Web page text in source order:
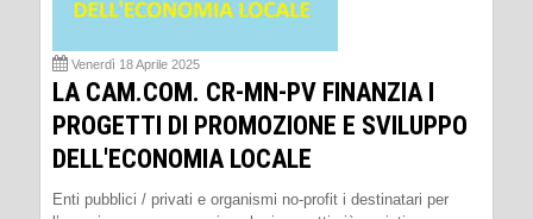
Venerdì 18 Aprile 2025
LA CAM.COM. CR-MN-PV FINANZIA I
PROGETTI DI PROMOZIONE E SVILUPPO
DELL'ECONOMIA LOCALE
Enti pubblici / privati e organismi no-profit i destinatari per